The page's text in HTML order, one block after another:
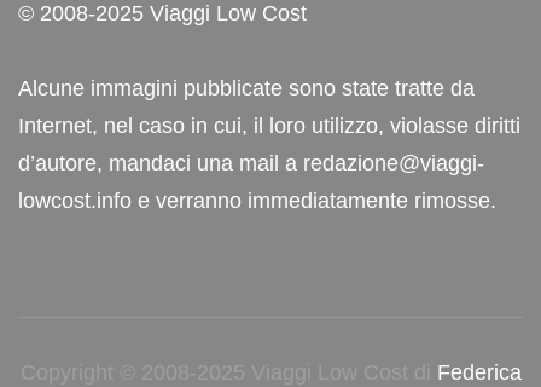
© 2008-2025 Viaggi Low Cost
Alcune immagini pubblicate sono state tratte da
Internet, nel caso in cui, il loro utilizzo, violasse diritti
d’autore, mandaci una mail a redazione@viaggi-
lowcost.info e verranno immediatamente rimosse.
Copyright © 2008-2025 Viaggi Low Cost di Federica